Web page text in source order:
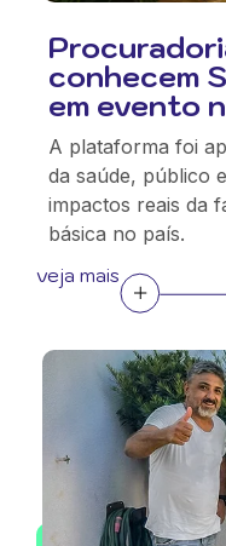
conhecem
em evento
A plataforma foi
da saúde, público
impactos reais da
básica no país.
veja mais